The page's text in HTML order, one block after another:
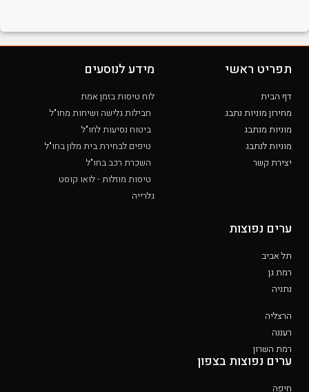
תפריט ראשי
דף הבית
מחירון מוניות נתבג
מוניות מנתבג
מוניות לנתבג
יצירת קשר
מידע לנוסעים
לוח טיסות בזמן אמת
חבילות גלישה ושיחות מחו"ל
ביטוח נסיעות לחו"ל
טיפים לבחירת בית מלון בחו"ל
השכרת רכב בחו"ל
טיסות מוזלות - לואו קוסט
גלרייה
ערים נפוצות
תל אביב
רמת גן
נתניה
הרצליה
רעננה
רמת השרון
ערים נפוצות בצפון
חיפה